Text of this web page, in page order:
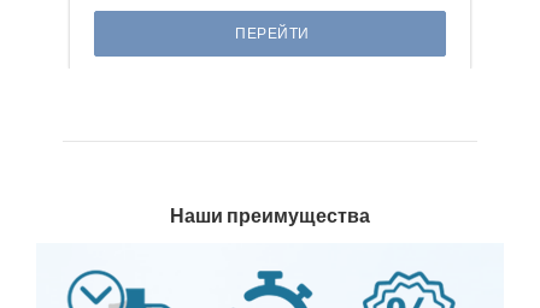
ПЕРЕЙТИ
Наши преимущества